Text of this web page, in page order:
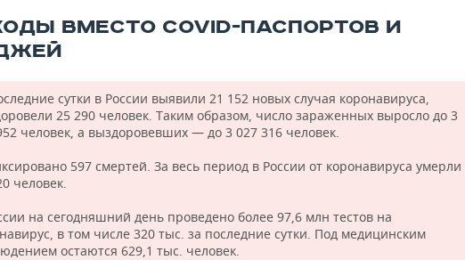
ВМЕСТО COVID-ПАСПОРТОВ И
сутки в России выявили 21 152 новых случая коронавируса,
25 290 человек. Таким образом, число зараженных выросло до 3
человек, а выздоровевших — до 3 027 316 человек.
597 смертей. За весь период в России от коронавируса умерли
человек.
на сегодняшний день проведено более 97,6 млн тестов на
в том числе 320 тыс. за последние сутки. Под медицинским
остаются 629,1 тыс. человек.